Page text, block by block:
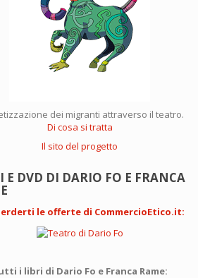
dei migranti attraverso il teatro.
Di cosa si tratta
Il sito del progetto
E DVD DI DARIO FO E FRANCA
le offerte di CommercioEtico.it:
i libri di Dario Fo e Franca Rame: